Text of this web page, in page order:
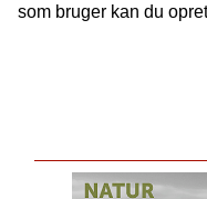
som bruger kan du